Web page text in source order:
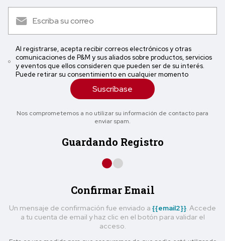
Al registrarse, acepta recibir correos electrónicos y otras
comunicaciones de P&M y sus aliados sobre productos, servicios
y eventos que ellos consideren que pueden ser de su interés.
Puede retirar su consentimiento en cualquier momento
Suscríbase
Nos comprometemos a no utilizar su información de contacto para
enviar spam.
Guardando Registro
Confirmar Email
Un mensaje de confirmación fue enviado a {{email2}} . Accede
a tu cuenta de email y haz clic en el botón para validar el
acceso.